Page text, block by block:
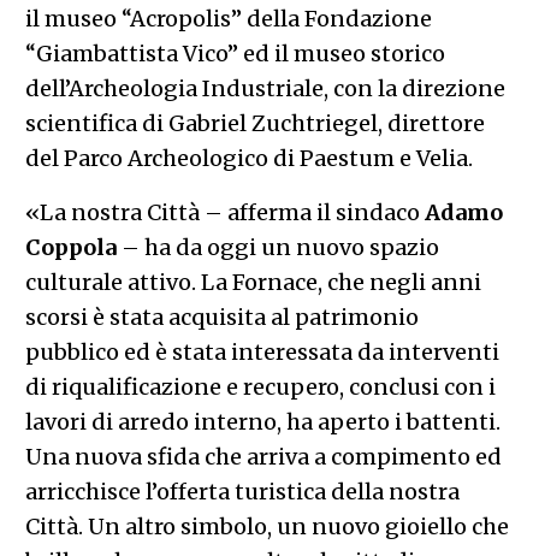
il museo “Acropolis” della Fondazione
“Giambattista Vico” ed il museo storico
dell’Archeologia Industriale, con la direzione
scientifica di Gabriel Zuchtriegel, direttore
del Parco Archeologico di Paestum e Velia.
«La nostra Città – afferma il sindaco Adamo
Coppola– ha da oggi un nuovo spazio
culturale attivo. La Fornace, che negli anni
scorsi è stata acquisita al patrimonio
pubblico ed è stata interessata da interventi
di riqualificazione e recupero, conclusi con i
lavori di arredo interno, ha aperto i battenti.
Una nuova sfida che arriva a compimento ed
arricchisce l’offerta turistica della nostra
Città. Un altro simbolo, un nuovo gioiello che